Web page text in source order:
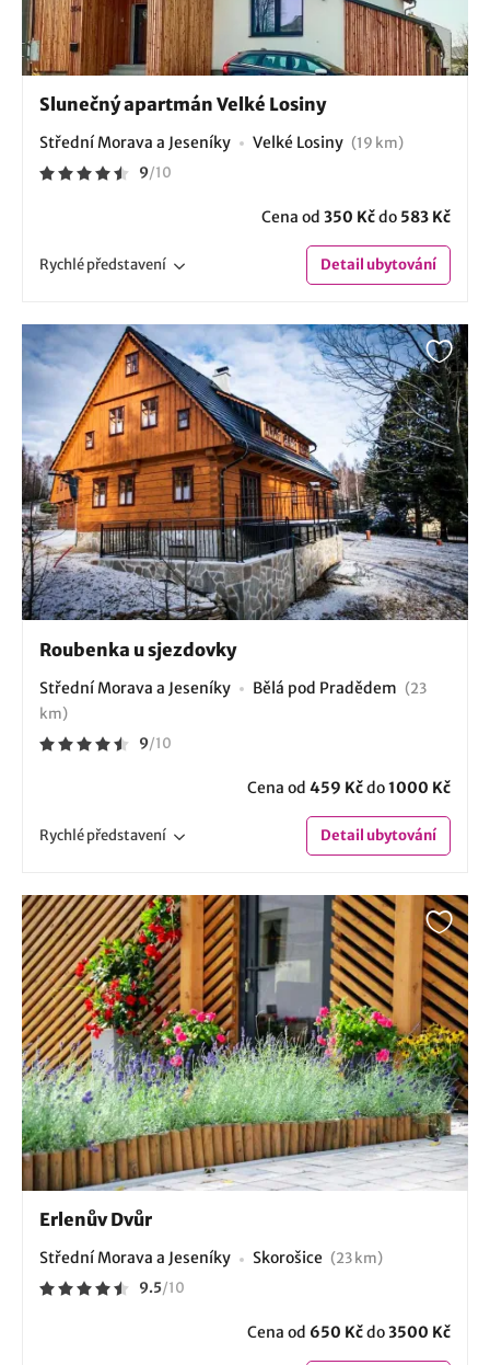
Slunečný apartmán Velké Losiny
Střední Morava a Jeseníky Velké Losiny (19 km)
9/10
Cena od 350 Kčdo 583 Kč
Rychlépředstavení Detailubytování
Roubenka u sjezdovky
Střední Morava a Jeseníky Bělá pod Pradědem (23
km)
9/10
Cena od 459 Kčdo1000 Kč
Rychlépředstavení Detailubytování
Erlenův Dvůr
Střední Morava a Jeseníky Skorošice (23 km)
9.5/10
Cena od 650 Kčdo3500 Kč